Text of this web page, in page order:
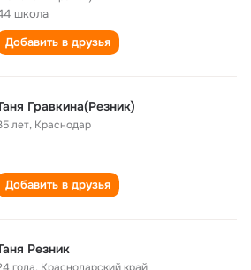
школа
Добавить в друзья
Гравкина(Резник)
лет, Краснодар
Добавить в друзья
Резник